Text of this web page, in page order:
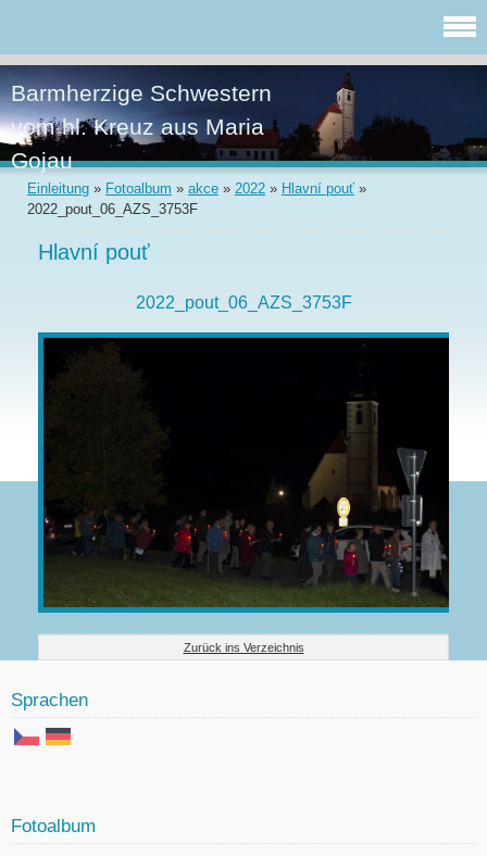
Barmherzige Schwestern
vom hl. Kreuz aus Maria
Gojau
Einleitung » Fotoalbum » akce » 2022 » Hlavní pouť »
2022_pout_06_AZS_3753F
Hlavní pouť
2022_pout_06_AZS_3753F
Zurück ins Verzeichnis
Sprachen
Fotoalbum